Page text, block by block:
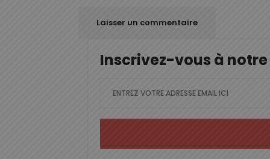
Inscrivez-vous à